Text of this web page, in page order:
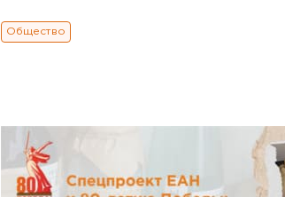
Общество